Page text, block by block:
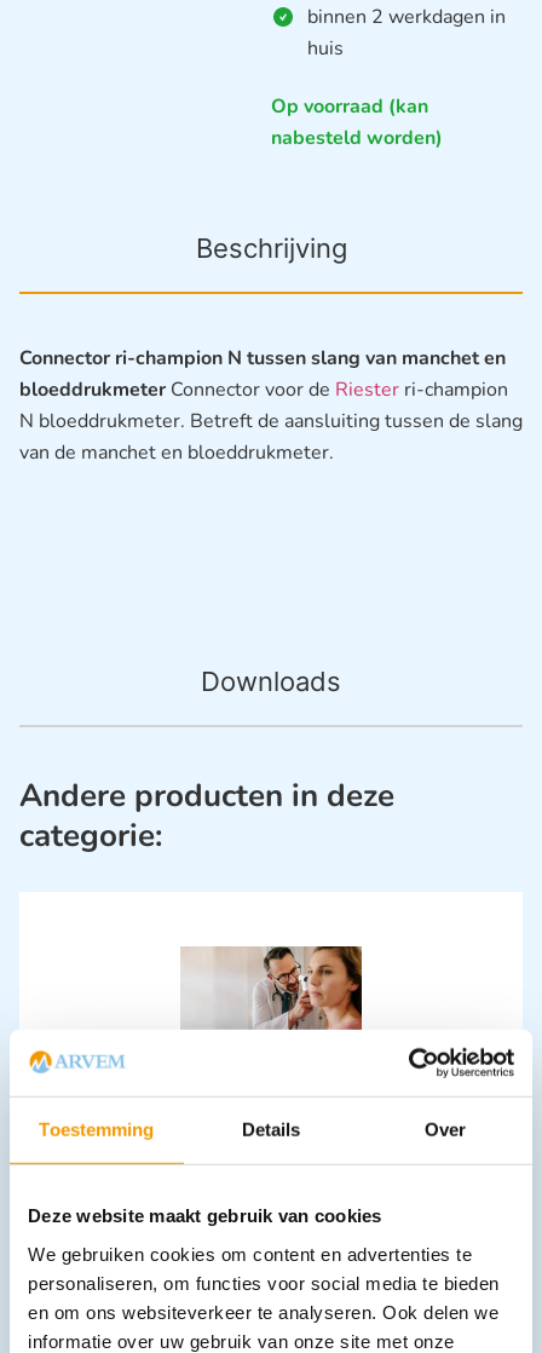
Toestemming Details Over
Deze website maakt gebruik van cookies
We gebruiken cookies om content en advertenties te
personaliseren, om functies voor social media te bieden
en om ons websiteverkeer te analyseren. Ook delen we
informatie over uw gebruik van onze site met onze
binnen 2 werkdagen in
huis
Op voorraad (kan
nabesteld worden)
Beschrijving
Downloads
Connector ri-champion N tussen slang van manchet en
bloeddrukmeter Connector voor de Riester ri-champion
N bloeddrukmeter. Betreft de aansluiting tussen de slang
van de manchet en bloeddrukmeter.
Andere producten in deze
categorie:
Otoscoop Riester e-scope F.O. LED licht 3.7V in box
€145,10 incl. btw
Leverbaar